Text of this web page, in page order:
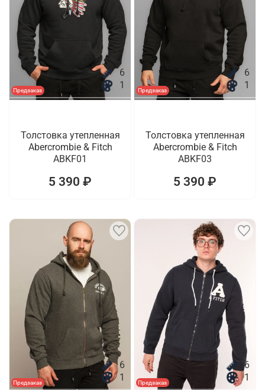
Предзаказ
6
1
Толстовка утепленная
Abercrombie & Fitch
ABKF01
5 390 ₽
Предзаказ
6
1
Толстовка утепленная
Abercrombie & Fitch
ABKF03
5 390 ₽
Предзаказ
6
1
Предзаказ
6
1